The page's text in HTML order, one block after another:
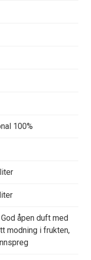
100%
åpen duft med
modning i frukten,